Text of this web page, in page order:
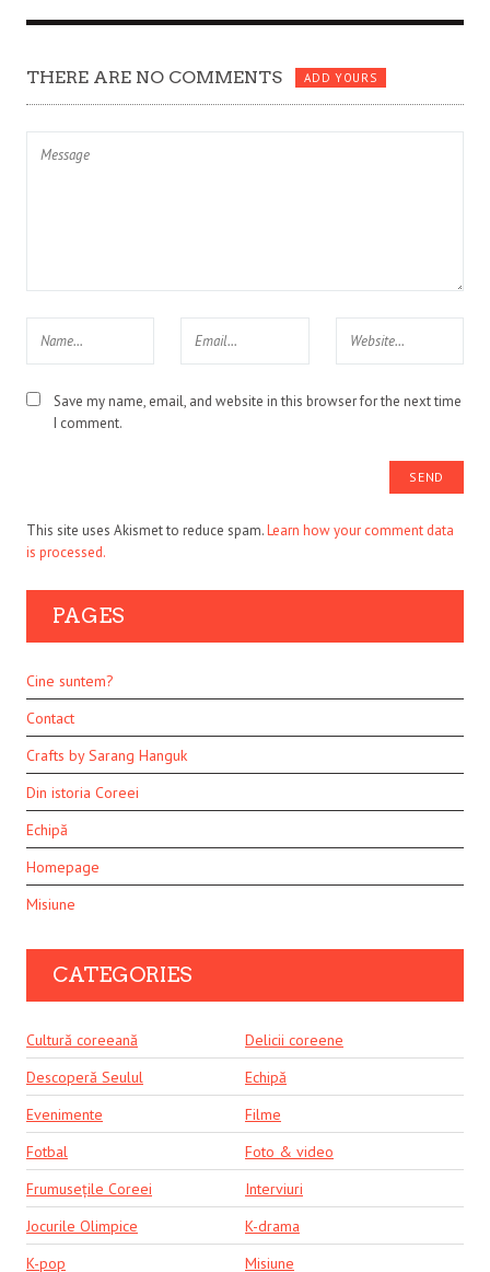
THERE ARE NO COMMENTS ADD YOURS
Save my name, email, and website in this browser for the next time
I comment.
This site uses Akismet to reduce spam.Learn how your comment data
is processed.
PAGES
Cine suntem?
Contact
Crafts by Sarang Hanguk
Din istoria Coreei
Echipă
Homepage
Misiune
CATEGORIES
Cultură coreeană
Delicii coreene
Descoperă Seulul
Echipă
Evenimente
Filme
Fotbal
Foto & video
Frumusețile Coreei
Interviuri
Jocurile Olimpice
K-drama
K-pop
Misiune